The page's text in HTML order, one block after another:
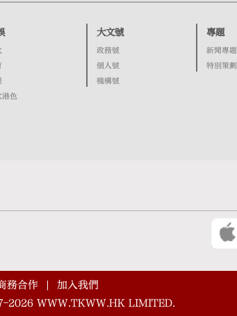
港色
大文號
政務號
個人號
機構號
專題
新聞專題
特別策劃
務合作
加入我們
2026 WWW.TKWW.HK LIMITED.